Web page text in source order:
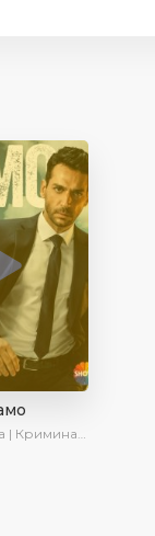
| SesDizi | Ирина Котова